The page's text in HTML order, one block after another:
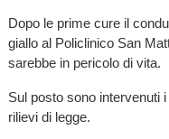
Dopo le prime cure il
giallo al Policlinico San
sarebbe in pericolo di vita.
Sul posto sono intervenuti
rilievi di legge.